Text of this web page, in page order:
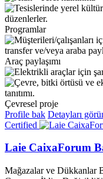
Programlar
Araç paylaşımı
Çevresel proje
Profile bak Detayları
Certified
Laie CaixaForum
Mağazalar ve Dükkanlar